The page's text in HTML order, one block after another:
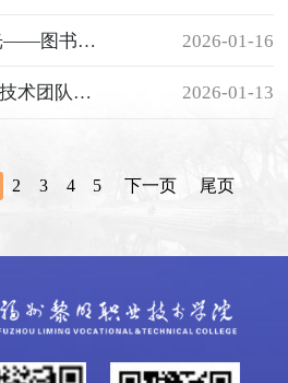
奏百年交响 迎新春韶光——图书馆与现代交通系工会参演院新春团拜会节目获二等奖 2026-01-16
大连网信软件有限公司技术团队回访我院图书馆 助力服务优化与智慧化探索 2026-01-13
2 3 4 5 下一页 尾页